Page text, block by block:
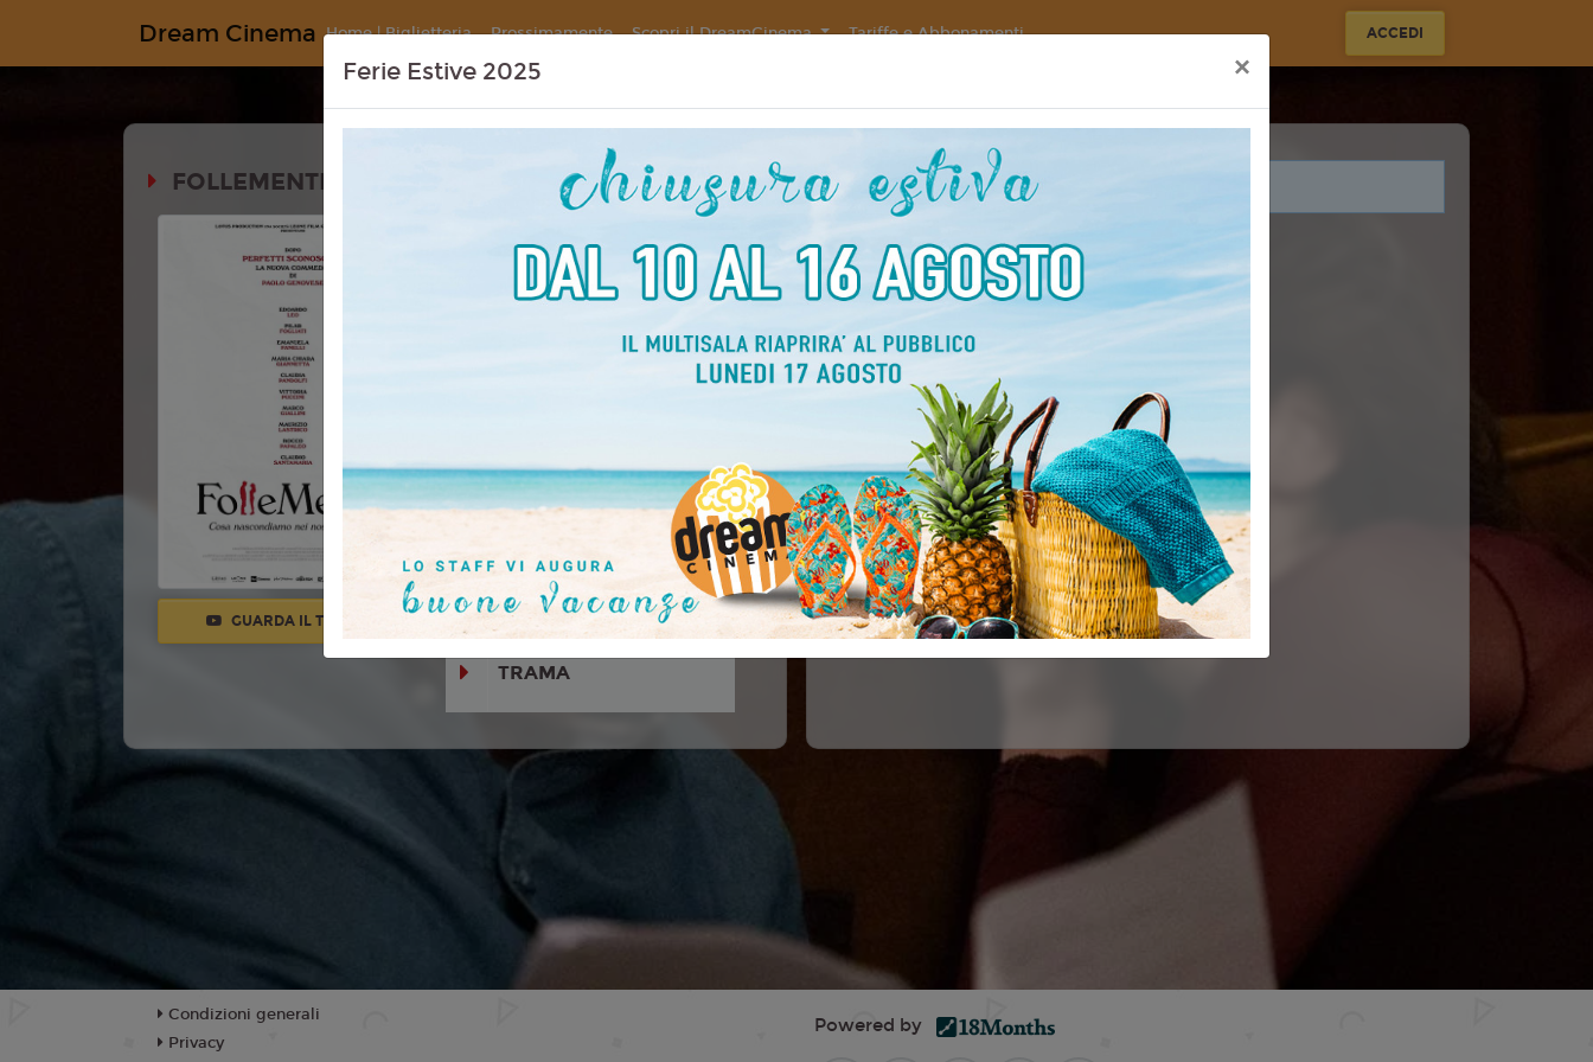
Dream Cinema Home | Biglietteria Prossimamente Scopri il DreamCinema Tariffe e Abbonamenti ACCEDI
FOLLEMENTE
GUARDA IL TRAILER
Commedia, Romance
Anno:2025
Con:Edoardo Leo, Pilar Fogliati,
Emanuela Fanelli, Maria Chiara
Giannetta, Claudia Pandolfi, Vittoria
Puccini, Marco Giallini, Ma...
TRAMA
Non ci sono spettacoli legati a questo evento.
Ferie Estive 2025 ×
Condizioni generali
Privacy
Powered by